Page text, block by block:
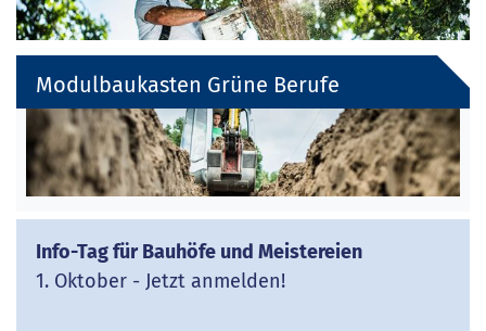
Modulbaukasten Grüne Berufe
Info-Tag für Bauhöfe und Meistereien
1. Oktober - Jetzt anmelden!